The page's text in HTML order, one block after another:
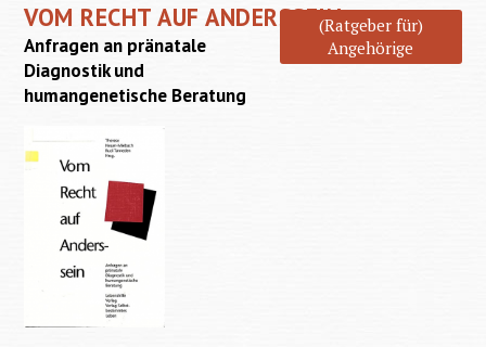
VOM RECHT AUF ANDERSSEIN(Ratgeber für)
Angehörige
Anfragen an pränatale
Diagnostik und
humangenetische Beratung